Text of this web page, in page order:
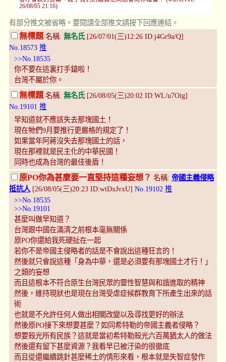
26/08/05 21:16)
有部分推文被省略。要閱讀全部推文請按下回應連結。
無標題 名稱: 無名氏[26/07/01(三)12:26 ID:j4Gr9a/Q]
No.18573 推
>>No.18535
你不要在這裏打手鎗啦！
台灣不屬於你。
無標題 名稱: 無名氏[26/08/05(三)20:02 ID:WL/u7Oig]
No.19101 推
早知道就不應該失去那塊國土！
現在牠們9月要推行更嚴格的規定了！
如果當年阿蔣沒失去那塊國土的話，
現在那裡就是民主化的中華民國！
同時也成為台灣的最佳後盾！
原PO你為甚麼要一直堅持這種妄想？ 名稱: 帝國主義侵略
抵抗人 [26/08/05(三)20:23 ID:wtDxJvxU] No.19102 推
>>No.18535
>>No.19101
甚麼叫做早知道？
台灣跟中國在滿清之前根本毫無關係
原PO你還給我死硬扯在一起
若你不是帝國主侵略者的話是不會說出這種狂言的！
然後就只會說這種「身為中華，還是必須要有那塊國土才行！」
之類的妄想
而且這根本不符合原生台灣民眾的靈性智慧與和諧進取的精神
然後，維持現狀也是現在台灣受虐症候群教育下所產生出來的話
術
也就是不允許任何人做出相關改變以及尋找更好的辦法
然後原PO接下來想要甚麼？如同希特勒的帝國主義者侵略？
想要殺光所有民族？這就是當初希特勒殺光六百萬猶太人的做法
然後還有留下甚麼資源？我看早已被汙染的很徹底
而且從還繼續跳針甚麼稀土的情形來看，根本就是失智症發作